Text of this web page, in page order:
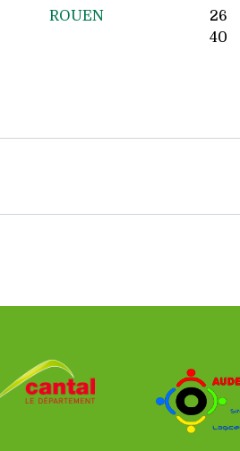
ROUEN
26
40